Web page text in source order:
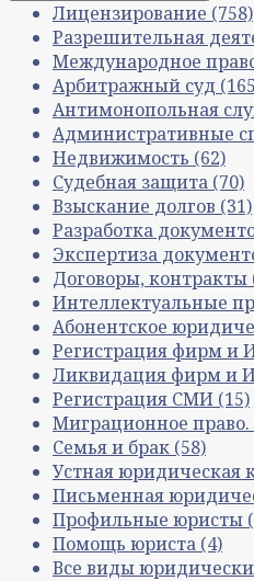
Лицензирование (758)
Разрешительная
Международное
Арбитражный суд
Антимонопольная
Административные
Недвижимость (62)
Судебная защита (70)
Взыскание долгов (31)
Разработка
Экспертиза
Договоры, контракты
Интеллектуальные
Абонентское
Регистрация фирм и
Ликвидация фирм и
Регистрация СМИ (15)
Миграционное
Семья и брак (58)
Устная юридическая
Письменная
Профильные юристы
Помощь юриста (4)
Все виды